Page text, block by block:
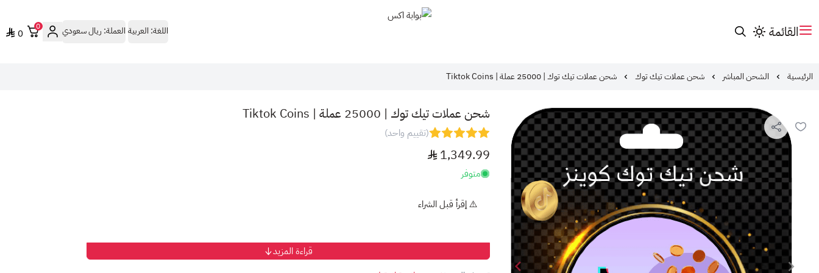
القائمة اللغة: العربية العملة:ريال سعودي 0
0
الرئيسية الشحن المباشر شحن عملات تيك توك شحن عملات تيك توك | 25000 عملة | Tiktok Coins
شحن عملات تيك توك | 25000 عملة | Tiktok Coins
(تقييم واحد)
1,349.99
متوفر
⚠️ ​إقرأ قبل الشراء
قراءة المزيد